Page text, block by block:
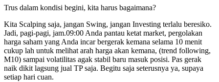
Trus dalam kondisi begini, kita harus bagaimana?
Kita Scalping saja, jangan Swing, jangan Investing terlalu beresiko.
Jadi, pagi-pagi, jam.09:00 Anda pantau ketat market, pergolakan
harga saham yang Anda incar bergerak kemana selama 10 menit
cukup lah untuk melihat arah harga akan kemana, (trend following,
M10) sampai volatilitas agak stabil baru masuk posisi. Pas gerak
naik dikit lagsung jual TP saja. Begitu saja seterusnya ya, supaya
setiap hari cuan.